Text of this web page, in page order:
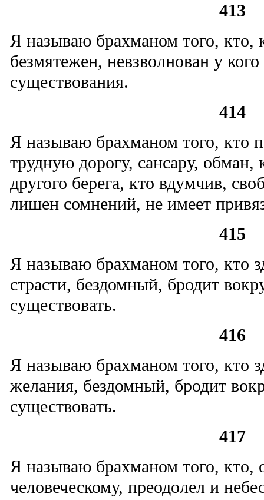
413
Я называю брахманом того, кто,
безмятежен, невзволнован у кого
существования.
414
Я называю брахманом того, кто
трудную дорогу, сансару, обман,
другого берега, кто вдумчив,
лишен сомнений, не имеет
415
Я называю брахманом того, кто
страсти, бездомный, бродит
существовать.
416
Я называю брахманом того, кто
желания, бездомный, бродит
существовать.
417
Я называю брахманом того, кто,
человеческому, преодолел и